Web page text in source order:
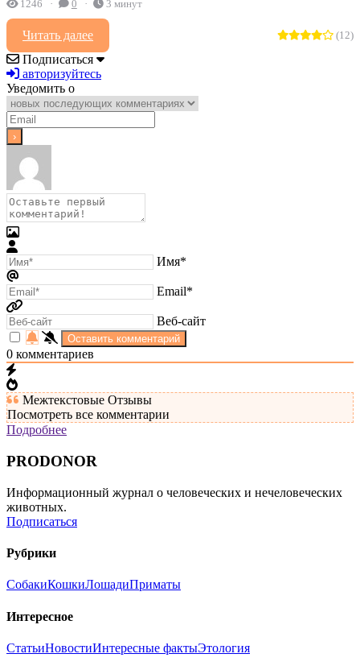
1246 0 3 минут
Читать далее (12)
Подписаться
авторизуйтесь
Уведомить о
Имя*
Email*
Веб-сайт
0 комментариев
Межтекстовые Отзывы
Посмотреть все комментарии
Подробнее
PRODONOR
Информационный журнал о человеческих и нечеловеческих
животных.
Подписаться
Рубрики
СобакиКошкиЛошадиПриматы
Интересное
СтатьиНовостиИнтересные фактыЭтология